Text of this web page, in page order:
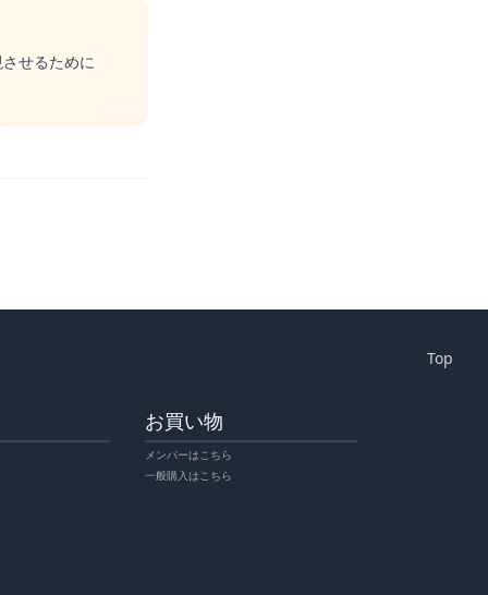
せるために
Top
お買い物
メンバーはこちら
一般購入はこちら